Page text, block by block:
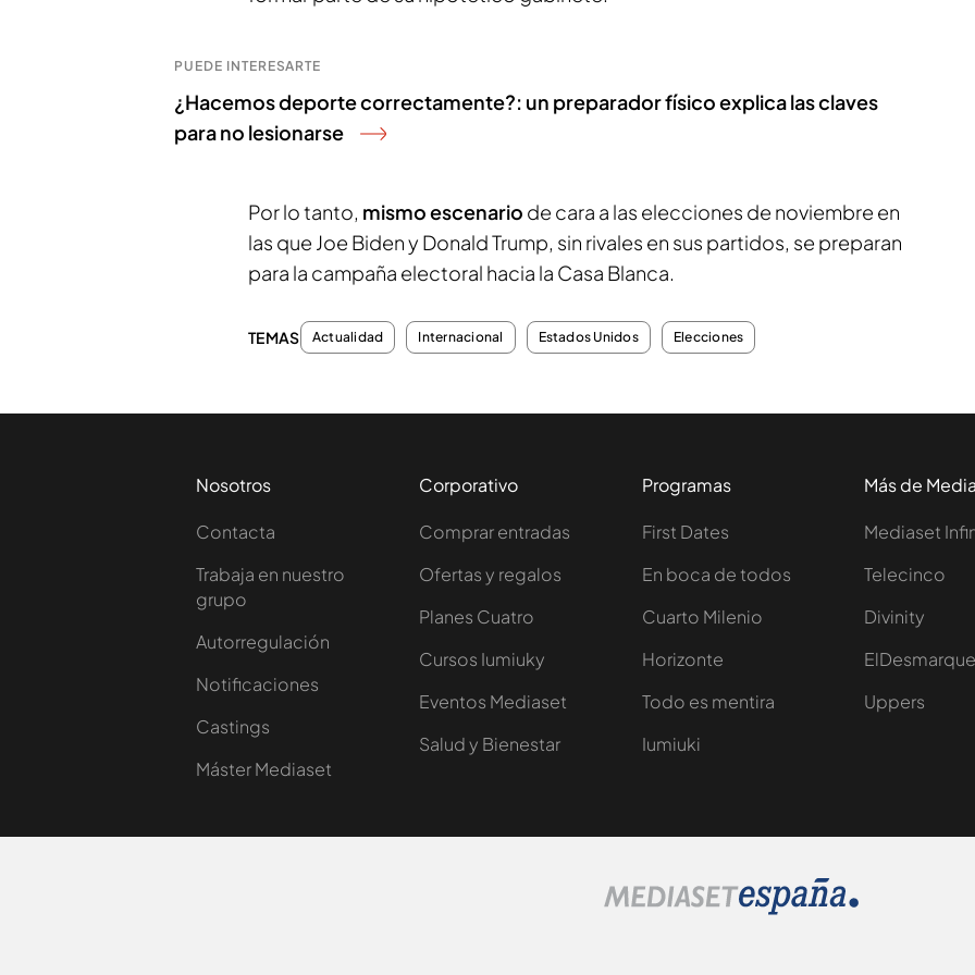
PUEDE INTERESARTE
¿Hacemos deporte correctamente?: un preparador físico explica las claves
para no lesionarse
Por lo tanto, mismo escenario de cara a las elecciones de noviembre en
las que Joe Biden y Donald Trump, sin rivales en sus partidos, se preparan
para la campaña electoral hacia la Casa Blanca.
TEMAS Actualidad Internacional Estados Unidos Elecciones
Nosotros
Contacta
Trabaja en nuestro
grupo
Autorregulación
Notificaciones
Castings
Máster Mediaset
Corporativo
Comprar entradas
Ofertas y regalos
Planes Cuatro
Cursos Iumiuky
Eventos Mediaset
Salud y Bienestar
Programas
First Dates
En boca de todos
Cuarto Milenio
Horizonte
Todo es mentira
Iumiuki
Más de
Mediaset
Telecinco
Divinity
ElDesmarque
Uppers